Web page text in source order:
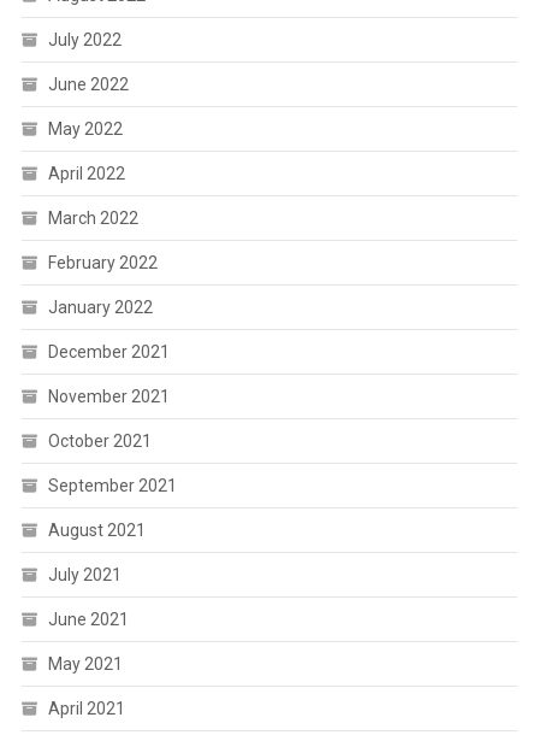
July 2022
June 2022
May 2022
April 2022
March 2022
February 2022
January 2022
December 2021
November 2021
October 2021
September 2021
August 2021
July 2021
June 2021
May 2021
April 2021